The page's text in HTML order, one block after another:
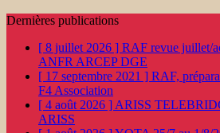
Dernières publications
[ 8 juillet 2026 ] RAF revue juillet/
ANFR ARCEP DGE
[ 17 septembre 2021 ] RAF,
F4 Association
[ 4 août 2026 ] ARISS
ARISS